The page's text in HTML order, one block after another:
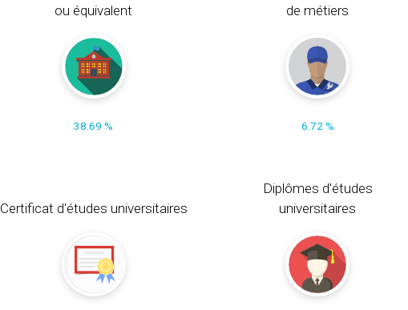
ou équivalent
38.69 %
de métiers
6.72 %
Certificat d'études universitaires
Diplômes d'études
universitaires